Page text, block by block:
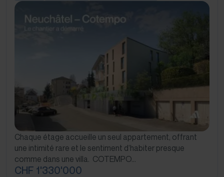
Chaque étage accueille un seul appartement, offrant
une intimité rare et le sentiment d’habiter presque
comme dans une villa. COTEMPO…
CHF 1'330'000